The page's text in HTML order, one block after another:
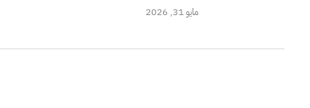
مايو 31, 2026